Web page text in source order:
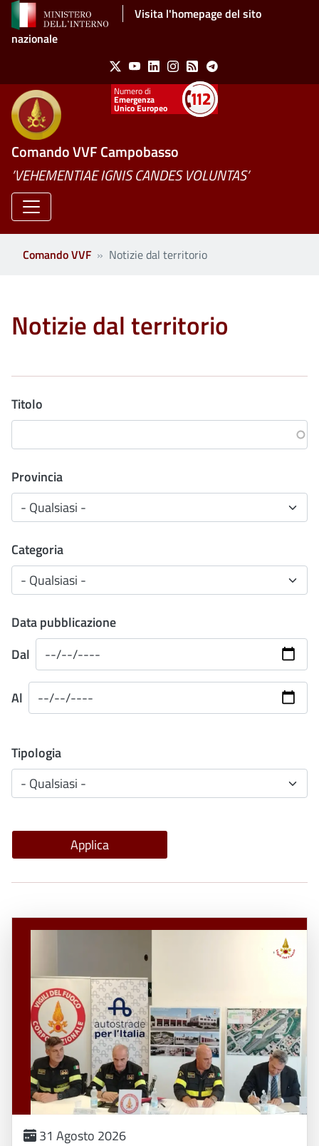
Salta al contenuto principaleVisita l'homepage del sito
nazionale
Social Menu
X YoutubeLinkedinInstagram
Feed Telegram
Emergenza
Unico Europeo
Comando VVF Campobasso
’VEHEMENTIAE IGNIS CANDES VOLUNTAS’
Comando VVF Notizie dal territorio
Notizie dal territorio
Titolo
Provincia
Categoria
Data pubblicazione
Dal
Al
Tipologia
31 Agosto 2026